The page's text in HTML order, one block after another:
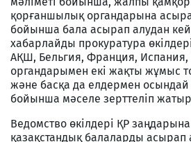
қорғаншылық органдарына
бойынша бала асырап алудан
хабарлайды прокуратура
АҚШ, Бельгия, Франция, Испания,
органдарымен екі жақты жұмыс
және басқа да елдермен осындай
бойынша мәселе зерттеліп
Ведомство өкілдері ҚР
қазақстандық балаларды